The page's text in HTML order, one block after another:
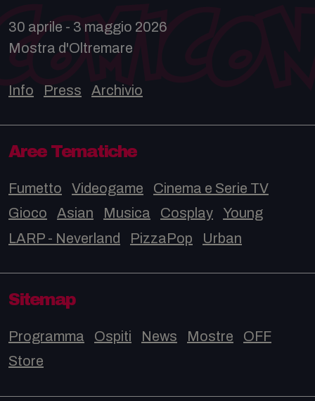
30 aprile - 3 maggio 2026
Mostra d'Oltremare
Info Press Archivio
Aree Tematiche
Fumetto Videogame
Cinema e Serie TV
Gioco
Asian Musica Cosplay
Young
LARP - Neverland
PizzaPop Urban
Sitemap
Programma Ospiti News Mostre
OFF
Store